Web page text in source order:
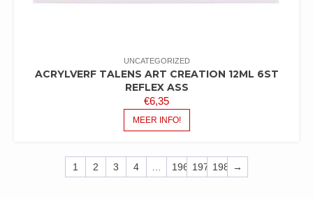
UNCATEGORIZED
ACRYLVERF TALENS ART CREATION 12ML 6ST
REFLEX ASS
€6,35
MEER INFO!
1 2 3 4 … 196 197 198 →